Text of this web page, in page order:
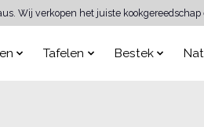
Wij verkopen het juiste
Tafelen Bestek